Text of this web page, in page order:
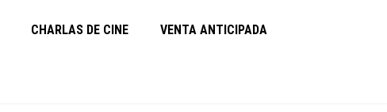
CHARLAS DE CINE VENTA ANTICIPADA